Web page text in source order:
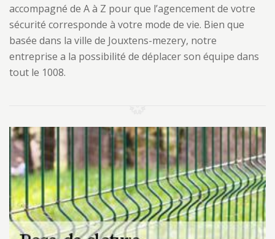
accompagné de A à Z pour que l’agencement de votre
sécurité corresponde à votre mode de vie. Bien que
basée dans la ville de Jouxtens-mezery, notre
entreprise a la possibilité de déplacer son équipe dans
tout le 1008.